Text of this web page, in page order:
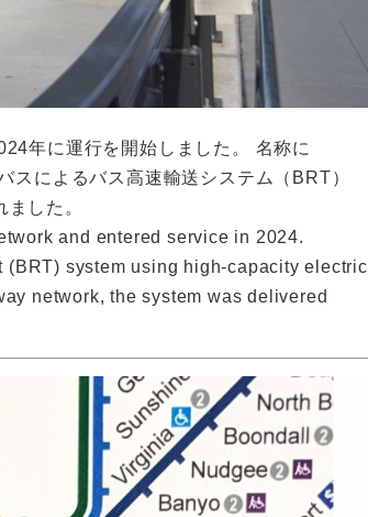
年に運行を開始しました。 名称に
スによるバス高速輸送システム（BRT）
した。
and entered service in 2024.
system using high-capacity electric
network, the system was delivered